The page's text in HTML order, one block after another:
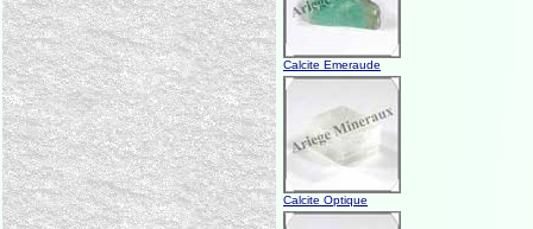
Calcite Emeraude
Calcite Optique